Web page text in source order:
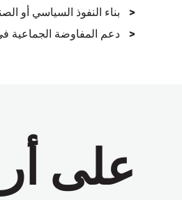
بناء النفوذ السياسي أو
دعم المفاوضة الجماعية
على